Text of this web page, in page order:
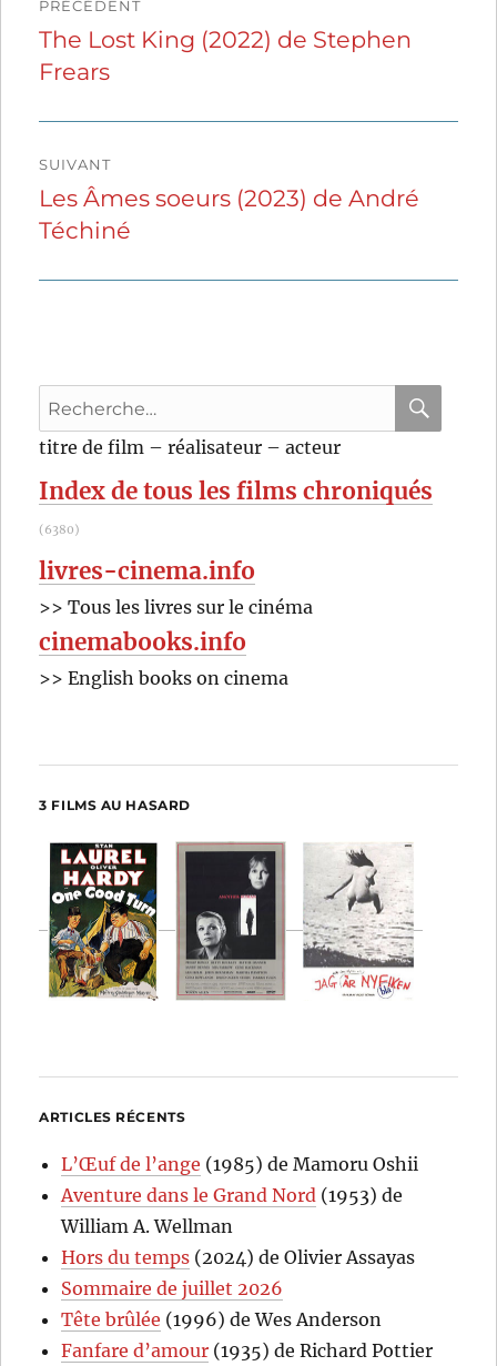
de
l’article
PRÉCÉDENT
Publication
précédente :
The Lost King (2022) de Stephen
Frears
SUIVANT
Publication
suivante :
Les Âmes soeurs (2023) de André
Téchiné
Recherche
pour
:
titre de film – réalisateur – acteur
Index de tous les films chroniqués
(6380)
livres-cinema.info
>> Tous les livres sur le cinéma
cinemabooks.info
>> English books on cinema
3 FILMS AU HASARD
ARTICLES RÉCENTS
L’Œuf de l’ange (1985) de Mamoru Oshii
Aventure dans le Grand Nord (1953) de
William A. Wellman
Hors du temps (2024) de Olivier Assayas
Sommaire de juillet 2026
Tête brûlée (1996) de Wes Anderson
Fanfare d’amour (1935) de Richard Pottier